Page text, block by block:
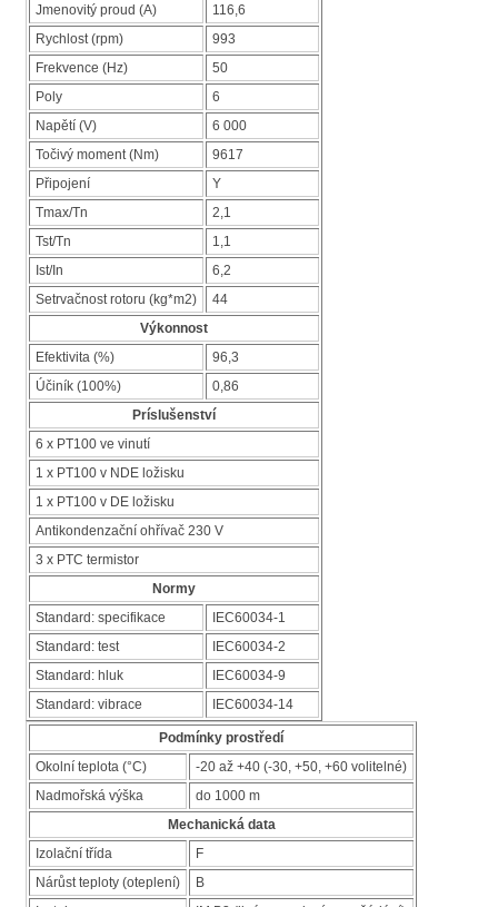
Jmenovitý proud (A)
116,6
Rychlost (rpm)
993
Frekvence (Hz)
50
Poly
6
Napětí (V)
6 000
Točivý moment (Nm)
9617
Připojení
Y
Tmax/Tn
2,1
Tst/Tn
1,1
Ist/In
6,2
Setrvačnost rotoru (kg*m2)
44
Výkonnost
Efektivita (%)
96,3
Účiník (100%)
0,86
Príslušenství
6 x PT100 ve vinutí
1 x PT100 v NDE ložisku
1 x PT100 v DE ložisku
Antikondenzační ohřívač 230 V
3 x PTC termistor
Normy
Standard: specifikace
IEC60034-1
Standard: test
IEC60034-2
Standard: hluk
IEC60034-9
Standard: vibrace
IEC60034-14
Podmínky prostředí
Okolní teplota (°C)
-20 až +40 (-30, +50, +60 volitelné)
Nadmořská výška
do 1000 m
Mechanická data
Izolační třída
F
Nárůst teploty (oteplení)
B